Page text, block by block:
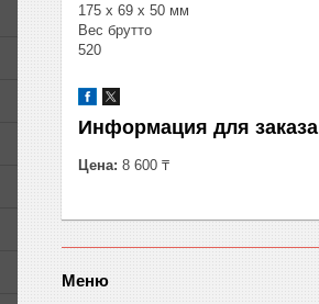
175 x 69 x 50 мм
Вес брутто
520
Информация для заказа
Цена: 8 600 ₸
Меню